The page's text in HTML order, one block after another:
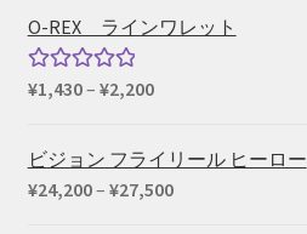
O-REX ラインワレット
5段階中
¥1,430– ¥2,200価
帯:
ビジョン フライリール ヒーロー
¥24,200– ¥27,500価